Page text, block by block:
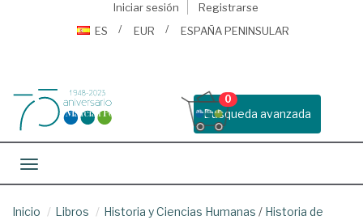
Iniciar sesión
Registrarse
ES
EUR ESPAÑA PENINSULAR
Busqueda avanzada
0
Toggle navigation
Inicio Libros Historia y Ciencias Humanas / Historia de